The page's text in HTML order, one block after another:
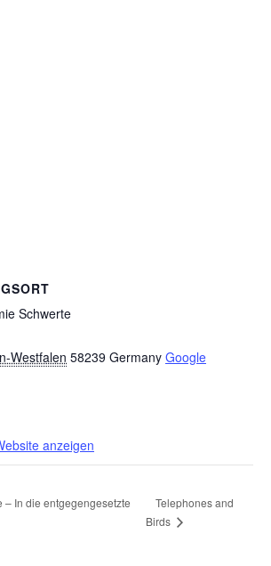
Schwerte
Westfalen 58239 Germany Google
anzeigen
– In die entgegengesetzte
Telephones and
Birds